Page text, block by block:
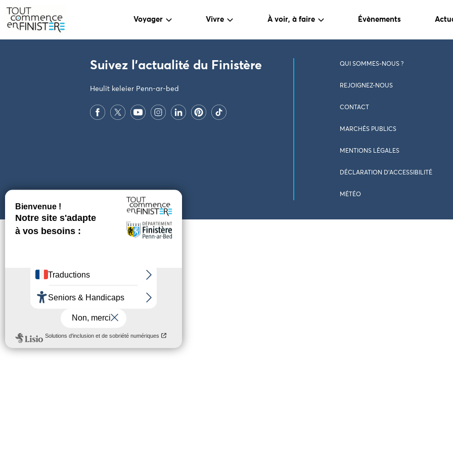
Voyager Vivre À voir, à faire Évènements
PARAMÈTRES DES COOKIES
Suivez l'actualité du Finistère
Heulit keleier Penn-ar-bed
QUI SOMMES-NOUS ?
REJOIGNEZ-NOUS
CONTACT
MARCHÉS PUBLICS
MENTIONS LÉGALES
DÉCLARATION D’ACCESSIBILITÉ
MÉTÉO